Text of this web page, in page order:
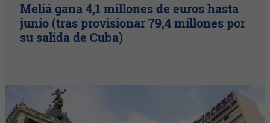
Meliá gana 4,1 millones de euros hasta
junio (tras provisionar 79,4 millones por
su salida de Cuba)